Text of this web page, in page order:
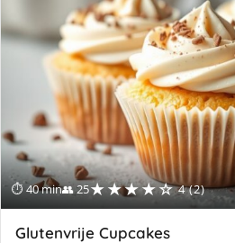
⏱ 40 min👥 25★★★★☆ 4 (2)
Glutenvrije Cupcakes